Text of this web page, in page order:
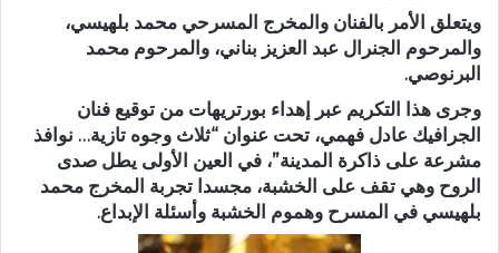
ويتعلق الأمر بالفنان والمخرج المسرحي محمد بلهيسي،
والمرحوم الجنرال عبد العزيز بناني، والمرحوم محمد
البرنوصي.
وجرى هذا التكريم عبر إهداء بورتريهات من توقيع فنان
الجرافيك عادل فهمي، تحت عنوان “ثلاث وجوه تازية… نوافذ
مشرعة على ذاكرة المدينة”، في العين الأولى يطل صدى
الروح وهي تقف على الخشبة، مجسدا تجربة المخرج محمد
بلهيسي في المسرح وهموم الخشبة وأسئلة الإبداع.